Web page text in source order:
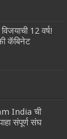
12 वर्ष!
कॅबिनेट
India ची
संपूर्ण संघ